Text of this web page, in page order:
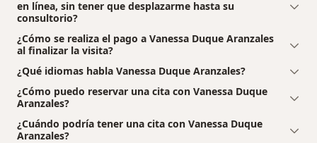
en línea, sin tener que desplazarme hasta su
consultorio?
¿Cómo se realiza el pago a Vanessa Duque Aranzales
al finalizar la visita?
¿Qué idiomas habla Vanessa Duque Aranzales?
¿Cómo puedo reservar una cita con Vanessa Duque
Aranzales?
¿Cuándo podría tener una cita con Vanessa Duque
Aranzales?